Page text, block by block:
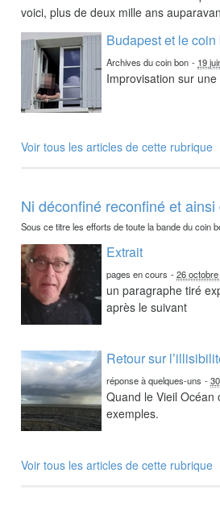
voici, plus de deux mille ans
Budapest et le coin
Archives du coin bon - 19
Improvisation sur
Voir tous les articles de cette rubrique
Ni déconfiné reconfiné et ainsi
Sous ce titre les efforts de toute la bande du coin
Extrait
pages en cours -26 octobre
un paragraphe tiré
après le suivant
Retour sur
réponse à quelques-uns -
Quand le Vieil Océan
exemples.
Voir tous les articles de cette rubrique